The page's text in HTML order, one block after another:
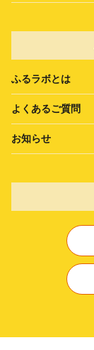
ふるラボとは
よくあるご質問
お知らせ